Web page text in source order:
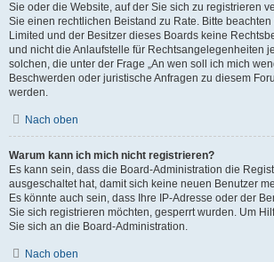
Sie oder die Website, auf der Sie sich zu registrieren
Sie einen rechtlichen Beistand zu Rate. Bitte
Limited und der Besitzer dieses Boards keine
und nicht die Anlaufstelle für Rechtsangelegenheiten
solchen, die unter der Frage „An wen soll ich mich
Beschwerden oder juristische Anfragen zu diesem
werden.
Nach oben
Warum kann ich mich nicht registrieren?
Es kann sein, dass die Board-Administration die
ausgeschaltet hat, damit sich keine neuen Benutzer
Es könnte auch sein, dass Ihre IP-Adresse oder der
Sie sich registrieren möchten, gesperrt wurden. Um
Sie sich an die Board-Administration.
Nach oben